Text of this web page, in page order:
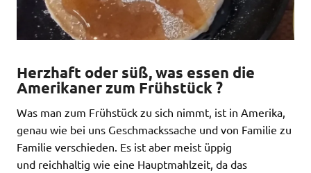
Herzhaft oder süß, was essen die
Amerikaner zum Frühstück ?
Was man zum Frühstück zu sich nimmt, ist in Amerika,
genau wie bei uns Geschmackssache und von Familie zu
Familie verschieden. Es ist aber meist üppig
und reichhaltig wie eine Hauptmahlzeit, da das